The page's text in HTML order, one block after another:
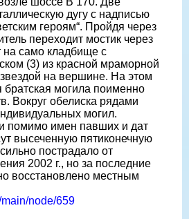
дугу с надписью
героям“. Пройдя через
переходит мостик через
на само кладбище с
(3) из красной мраморной
на вершине. На этом
братская могила поименно
Вокруг обелиска рядами
могил.
помимо имен павших и дат
высеченную пятиконечную
пострадало от
2002 г., но за последние
восстановлено местным
node/659